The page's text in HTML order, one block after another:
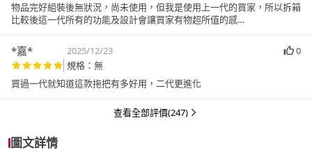
物品完好組裝後無狀況，尚未使用，但我是使用上一代的買家，所以拆箱
比較後這一代所有的功能及設計會讓買家有物超所值的感
*嘉* 2025/12/23
0
規格：無
買過一代就知道這款拖把有多好用，二代更進化
查看全部評價(247)
圖文詳情